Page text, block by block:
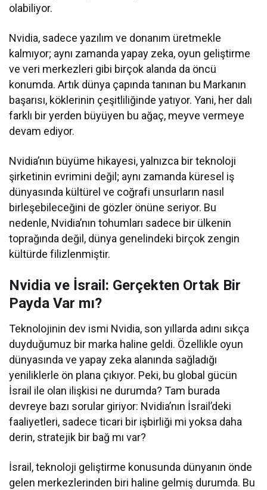
olabiliyor.
Nvidia, sadece yazılım ve donanım üretmekle
kalmıyor; aynı zamanda yapay zeka, oyun geliştirme
ve veri merkezleri gibi birçok alanda da öncü
konumda. Artık dünya çapında tanınan bu Markanın
başarısı, köklerinin çeşitliliğinde yatıyor. Yani, her dalı
farklı bir yerden büyüyen bu ağaç, meyve vermeye
devam ediyor.
Nvidia’nın büyüme hikayesi, yalnızca bir teknoloji
şirketinin evrimini değil; aynı zamanda küresel iş
dünyasında kültürel ve coğrafi unsurların nasıl
birleşebileceğini de gözler önüne seriyor. Bu
nedenle, Nvidia’nın tohumları sadece bir ülkenin
toprağında değil, dünya genelindeki birçok zengin
kültürde filizlenmiştir.
Nvidia ve İsrail: Gerçekten Ortak Bir
Payda Var mı?
Teknolojinin dev ismi Nvidia, son yıllarda adını sıkça
duyduğumuz bir marka haline geldi. Özellikle oyun
dünyasında ve yapay zeka alanında sağladığı
yeniliklerle ön plana çıkıyor. Peki, bu global gücün
İsrail ile olan ilişkisi ne durumda? Tam burada
devreye bazı sorular giriyor: Nvidia’nın İsrail’deki
faaliyetleri, sadece ticari bir işbirliği mi yoksa daha
derin, stratejik bir bağ mı var?
İsrail, teknoloji geliştirme konusunda dünyanın önde
gelen merkezlerinden biri haline gelmiş durumda. Bu